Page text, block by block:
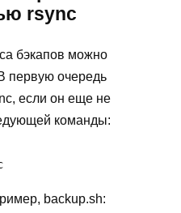
rsync
бэкапов можно
первую очередь
если он еще не
команды:
backup.sh: